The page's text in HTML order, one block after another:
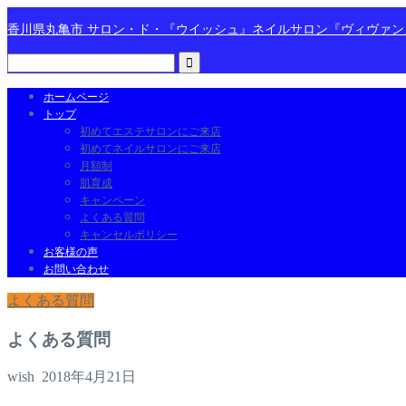
香川県丸亀市 サロン・ド・『ウイッシュ』ネイルサロン『ヴィヴァ
ホームページ
トップ
初めてエステサロンにご来店
初めてネイルサロンにご来店
月額制
肌育成
キャンペーン
よくある質問
キャンセルポリシー
お客様の声
お問い合わせ
よくある質問
よくある質問
wish 2018年4月21日